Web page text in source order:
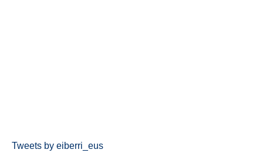
Tweets by eiberri_eus